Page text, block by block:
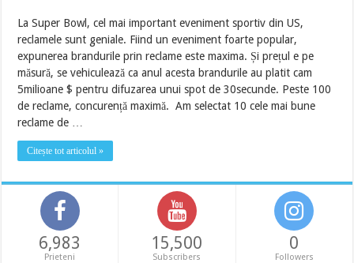
La Super Bowl, cel mai important eveniment sportiv din US,
reclamele sunt geniale. Fiind un eveniment foarte popular,
expunerea brandurile prin reclame este maxima. Și prețul e pe
măsură, se vehiculează ca anul acesta brandurile au platit cam
5milioane $ pentru difuzarea unui spot de 30secunde. Peste 100
de reclame, concurență maximă. Am selectat 10 cele mai bune
reclame de …
Citește tot articolul »
6,983
Prieteni
15,500
Subscribers
0
Followers